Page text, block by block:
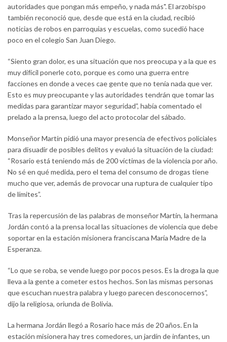
autoridades que pongan más empeño, y nada más". El arzobispo
también reconoció que, desde que está en la ciudad, recibió
noticias de robos en parroquias y escuelas, como sucedió hace
poco en el colegio San Juan Diego.
“Siento gran dolor, es una situación que nos preocupa y a la que es
muy difícil ponerle coto, porque es como una guerra entre
facciones en donde a veces cae gente que no tenía nada que ver.
Esto es muy preocupante y las autoridades tendrán que tomar las
medidas para garantizar mayor seguridad”, había comentado el
prelado a la prensa, luego del acto protocolar del sábado.
Monseñor Martín pidió una mayor presencia de efectivos policiales
para disuadir de posibles delitos y evaluó la situación de la ciudad:
“Rosario está teniendo más de 200 víctimas de la violencia por año.
No sé en qué medida, pero el tema del consumo de drogas tiene
mucho que ver, además de provocar una ruptura de cualquier tipo
de límites”.
Tras la repercusión de las palabras de monseñor Martín, la hermana
Jordán contó a la prensa local las situaciones de violencia que debe
soportar en la estación misionera franciscana María Madre de la
Esperanza.
“Lo que se roba, se vende luego por pocos pesos. Es la droga la que
lleva a la gente a cometer estos hechos. Son las mismas personas
que escuchan nuestra palabra y luego parecen desconocernos”,
dijo la religiosa, oriunda de Bolivia.
La hermana Jordán llegó a Rosario hace más de 20 años. En la
estación misionera hay tres comedores, un jardín de infantes, un